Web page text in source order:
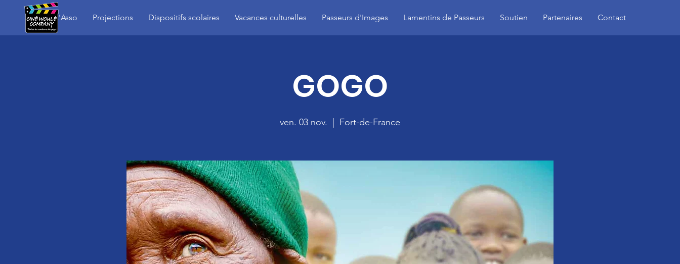
L'Asso Projections Dispositifs scolaires Vacances culturelles Passeurs d'Images Lamentins de Passeurs Soutien Partenaires Contact
GOGO
ven. 03 nov. Fort-de-France